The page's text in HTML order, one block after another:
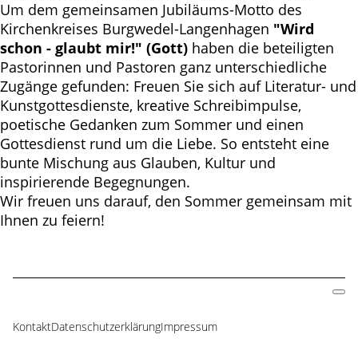
Um dem gemeinsamen Jubiläums-Motto des
Kirchenkreises Burgwedel-Langenhagen "Wird
schon - glaubt mir!" (Gott) haben die beteiligten
Pastorinnen und Pastoren ganz unterschiedliche
Zugänge gefunden: Freuen Sie sich auf Literatur- und
Kunstgottesdienste, kreative Schreibimpulse,
poetische Gedanken zum Sommer und einen
Gottesdienst rund um die Liebe. So entsteht eine
bunte Mischung aus Glauben, Kultur und
inspirierende Begegnungen.
Wir freuen uns darauf, den Sommer gemeinsam mit
Ihnen zu feiern!
Navigation
KontaktDatenschutzerklärungImpressum